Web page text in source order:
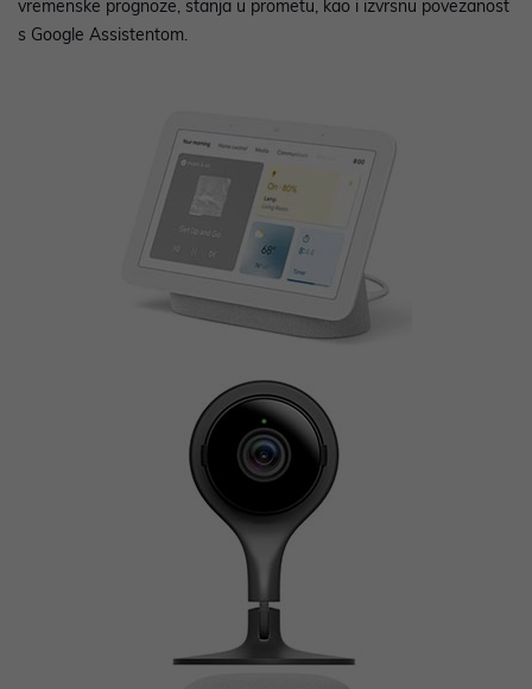
vremenske prognoze, stanja u prometu, kao i izvrsnu povezanost
s Google Assistentom.